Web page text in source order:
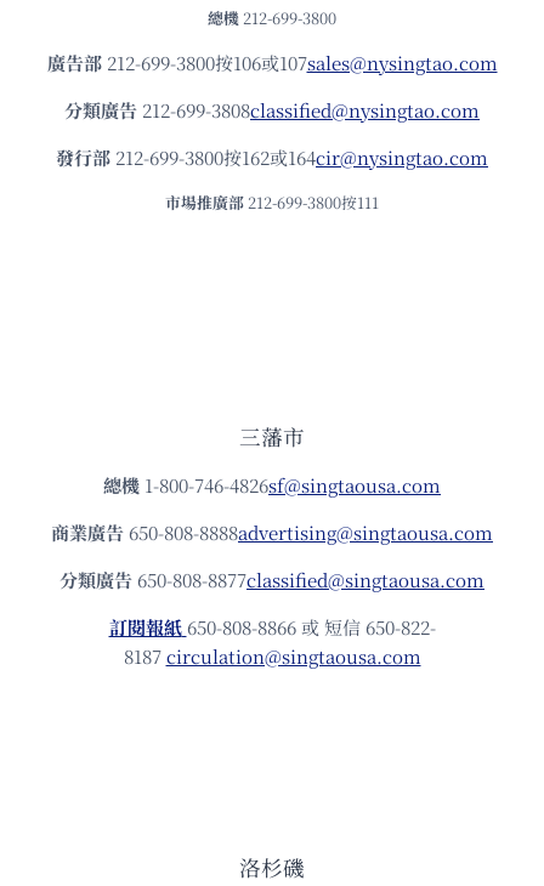
總機 212-699-3800
廣告部212-699-3800按106或107sales@nysingtao.com
分類廣告 212-699-3808classified@nysingtao.com
發⾏部 212-699-3800按162或164cir@nysingtao.com
市場推廣部 212-699-3800按111
三藩市
總機 1-800-746-4826sf@singtaousa.com
商業廣告 650-808-8888advertising@singtaousa.com
分類廣告 650-808-8877classified@singtaousa.com
訂閱報紙 650-808-8866 或 短信 650-822-
8187circulation@singtaousa.com
洛杉磯